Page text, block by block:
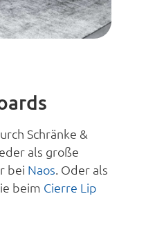
Schränke &
als große
bei Naos. Oder als
beim Cierre Lip